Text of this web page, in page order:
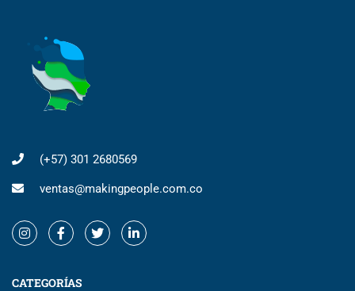
(+57) 301 2680569
ventas@makingpeople.com.co
CATEGORÍAS